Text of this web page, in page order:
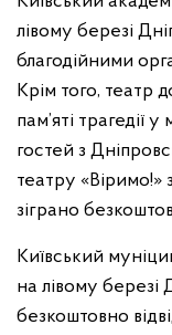
лівому березі
благодійними
Крім того, театр
пам’яті трагедії
гостей з
театру «Віримо!»
зіграно
Київський
на лівому березі
безкоштовно